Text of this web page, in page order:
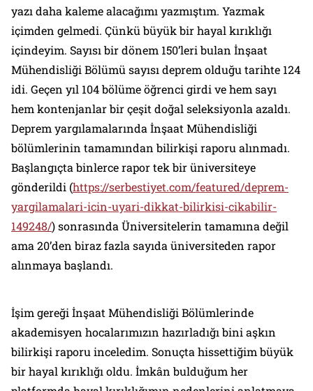
yazı daha kaleme alacağımı yazmıştım. Yazmak
içimden gelmedi. Çünkü büyük bir hayal kırıklığı
içindeyim. Sayısı bir dönem 150’leri bulan İnşaat
Mühendisliği Bölümü sayısı deprem olduğu tarihte 124
idi. Geçen yıl 104 bölüme öğrenci girdi ve hem sayı
hem kontenjanlar bir çeşit doğal seleksiyonla azaldı.
Deprem yargılamalarında İnşaat Mühendisliği
bölümlerinin tamamından bilirkişi raporu alınmadı.
Başlangıçta binlerce rapor tek bir üniversiteye
gönderildi (https://serbestiyet.com/featured/deprem-
yargilamalari-icin-uyari-dikkat-bilirkisi-cikabilir-
149248/) sonrasında Üniversitelerin tamamına değil
ama 20’den biraz fazla sayıda üniversiteden rapor
alınmaya başlandı.
İşim gereği İnşaat Mühendisliği Bölümlerinde
akademisyen hocalarımızın hazırladığı bini aşkın
bilirkişi raporu inceledim. Sonuçta hissettiğim büyük
bir hayal kırıklığı oldu. İmkân bulduğum her